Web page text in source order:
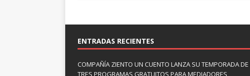
ENTRADAS RECIENTES
COMPAÑÍA ZIENTO UN CUENTO LANZA SU TEMPORADA
TRES PROGRAMAS GRATUITOS PARA MEDIADORES